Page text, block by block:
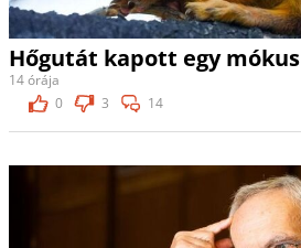
Hőgutát kapott egy mókus
14 órája
0
3 14